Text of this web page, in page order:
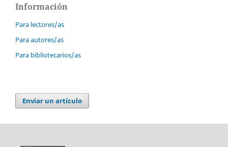
Información
Para lectores/as
Para autores/as
Para bibliotecarios/as
Enviar un artículo